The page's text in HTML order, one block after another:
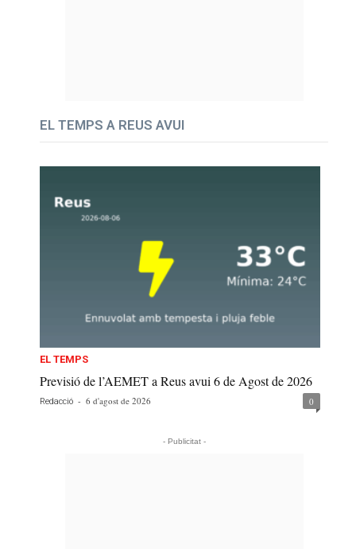
EL TEMPS A REUS AVUI
EL TEMPS
Previsió de l’AEMET a Reus avui 6 de Agost de 2026
Redacció - 6 d'agost de 2026 0
- Publicitat -